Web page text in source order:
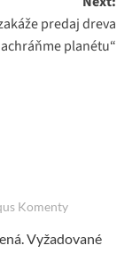
predaj dreva
planétu“
Komenty
Vyžadované